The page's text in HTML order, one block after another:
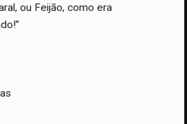
ou Feijão, como era